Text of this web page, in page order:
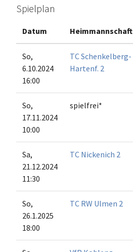
Spielplan
Datum Heimmannschaft
So,
6.10.2024
16:00
TC Schenkelberg-
Hartenf. 2
So,
17.11.2024
10:00
spielfrei*
Sa,
21.12.2024
11:30
TC Nickenich 2
So,
26.1.2025
18:00
TC RW Ulmen 2